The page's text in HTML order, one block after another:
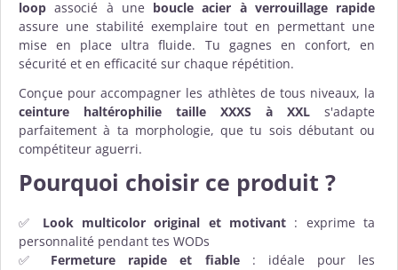
loop associé à une boucle acier à verrouillage rapide
assure une stabilité exemplaire tout en permettant une
mise en place ultra fluide. Tu gagnes en confort, en
sécurité et en efficacité sur chaque répétition.
Conçue pour accompagner les athlètes de tous niveaux, la
ceinture haltérophilie taille XXXS à XXL s'adapte
parfaitement à ta morphologie, que tu sois débutant ou
compétiteur aguerri.
Pourquoi choisir ce produit ?
✅ Look multicolor original et motivant : exprime ta
personnalité pendant tes WODs
✅ Fermeture rapide et fiable: idéale pour les